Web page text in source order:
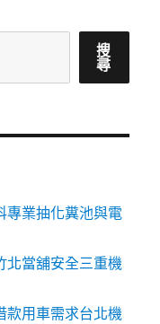
搜
尋
專業抽化糞池與電
北當舖安全三重機
款用車需求台北機